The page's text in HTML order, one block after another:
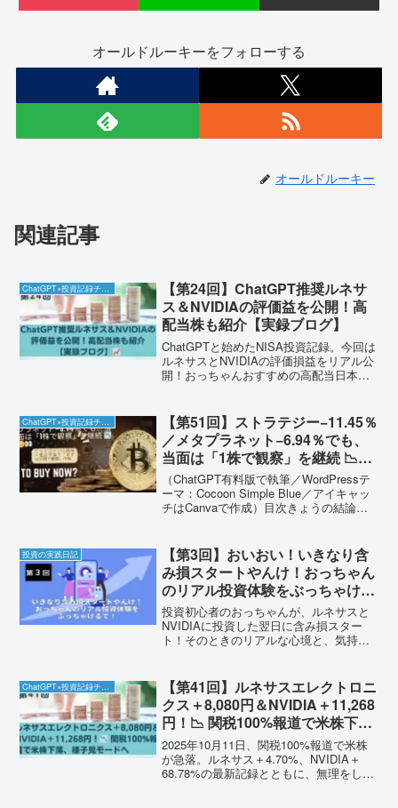
オールドルーキーをフォローする
オールドルーキー
関連記事
ChatGPT×投資記録チャレンジ
【第24回】ChatGPT推奨ルネサ
ス＆NVIDIAの評価益を公開！高
配当株も紹介【実録ブログ】
ChatGPTと始めたNISA投資記録。今回は
ルネサスとNVIDIAの評価損益をリアル公
開！おっちゃんおすすめの高配当日本株
ChatGPT×投資記録チャレンジ
【第51回】ストラテジー−11.45％
／メタプラネット−6.94％でも、
当面は「1株で観察」を継続 📉🪙
👀
（ChatGPT有料版で執筆／WordPressテ
ーマ：Cocoon Simple Blue／アイキャッ
チはCanvaで作成）目次きょうの結論い
だけ）次の1週間：見...
投資の実践日記
【第3回】おいおい！いきなり含
み損スタートやんけ！おっちゃん
のリアル投資体験をぶっちゃける
で！
投資初心者のおっちゃんが、ルネサスと
NVIDIAに投資した翌日に含み損スター
ト！そのときのリアルな心境と、気持ち
ChatGPT×投資記録チャレンジ
【第41回】ルネサスエレクトロニ
クス＋8,080円＆NVIDIA＋11,268
円！📉 関税100%報道で米株下
落、様子見モードへ
2025年10月11日、関税100%報道で米株
が急落。ルネサス＋4.70%、NVIDIA＋
68.78%の最新記録とともに、無理をしな